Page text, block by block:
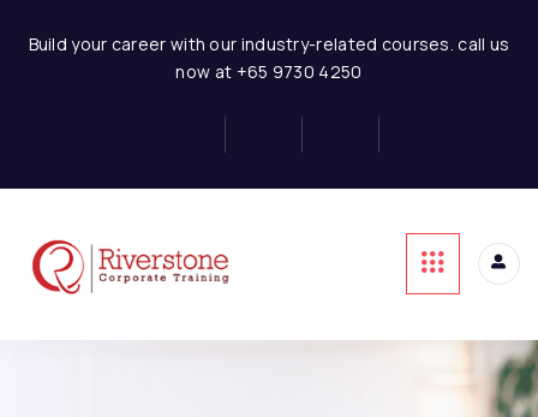
Build your career with our industry-related courses. call us
now at +65 9730 4250